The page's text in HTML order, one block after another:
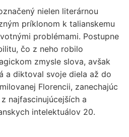
nielen literárnou
príklonom k talianskemu
problémami. Postupne
čo z neho robilo
zmysle slova, avšak
a diktoval svoje diela až do
Florencii, zanechajúc
najfascinujúcejších a
intelektuálov 20.